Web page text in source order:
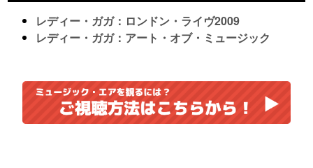
レディー・ガガ：ロンドン・ライヴ2009
レディー・ガガ：アート・オブ・ミュージック